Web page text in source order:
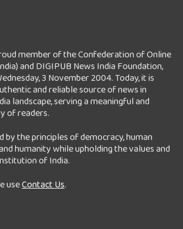
member of the Confederation of Online
and DIGIPUB News India Foundation,
3 November 2004. Today, it is
and reliable source of news in
landscape, serving a meaningful and
of readers.
by the principles of democracy, human
humanity while upholding the values and
of India.
useContact Us.